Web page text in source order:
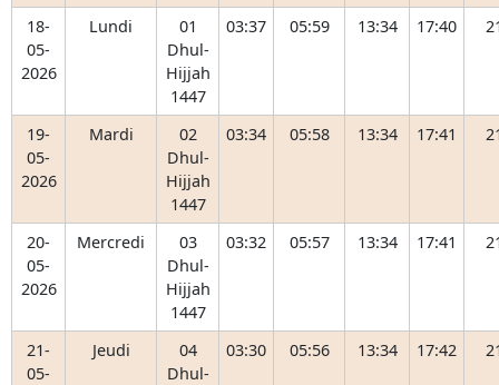
18-
05-
2026
Lundi
01
Dhul-
Hijjah
1447
03:37 05:59 13:34 17:40
19-
05-
2026
Mardi
02
Dhul-
Hijjah
1447
03:34 05:58 13:34 17:41
20-
05-
2026
Mercredi
03
Dhul-
Hijjah
1447
03:32 05:57 13:34 17:41
21-
05-
Jeudi
04
Dhul-
03:30 05:56 13:34 17:42